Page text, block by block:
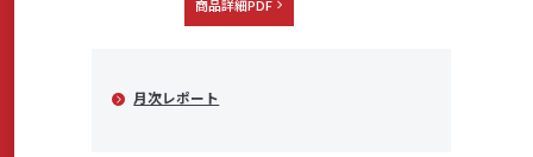
商品詳細PDF
月次レポート